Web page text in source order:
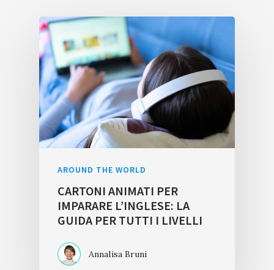
AROUND THE WORLD
CARTONI ANIMATI PER
IMPARARE L’INGLESE: LA
GUIDA PER TUTTI I LIVELLI
Annalisa Bruni